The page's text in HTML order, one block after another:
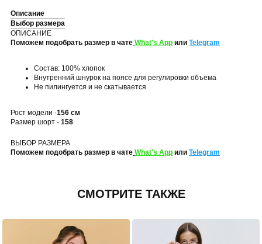
Описание
Выбор размера
ОПИСАНИЕ
Поможем подобрать размер в чате What's App или Telegram
Состав: 100% хлопок
Внутренний шнурок на поясе для регулировки объёма
Не пилингуется и не скатывается
Рост модели -156 см
Размер шорт - 158
ВЫБОР РАЗМЕРА
Поможем подобрать размер в чате What's App или Telegram
СМОТРИТЕ ТАКЖЕ